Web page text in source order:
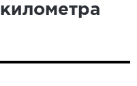
километра